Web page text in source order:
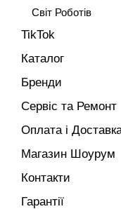
Світ Роботів
TikTok
Каталог
Бренди
Сервіс та Ремонт
Оплата і
Магазин Шоурум
Контакти
Гарантії